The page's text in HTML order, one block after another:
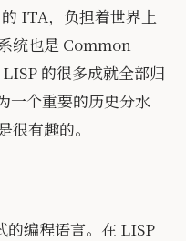
ITA，负担着世界上
统也是 Common
的很多成就全部归
一个重要的历史分水
有趣的。
的编程语言。在 LISP